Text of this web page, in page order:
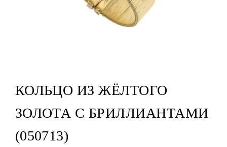
КОЛЬЦО ИЗ ЖЁЛТОГО
ЗОЛОТА С БРИЛЛИАНТАМИ
(050713)